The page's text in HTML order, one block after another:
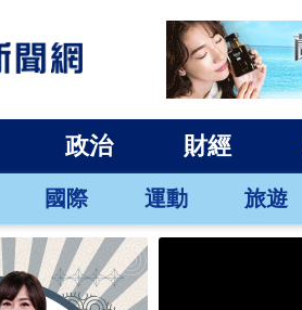
政治 財經
國際 運動 旅遊